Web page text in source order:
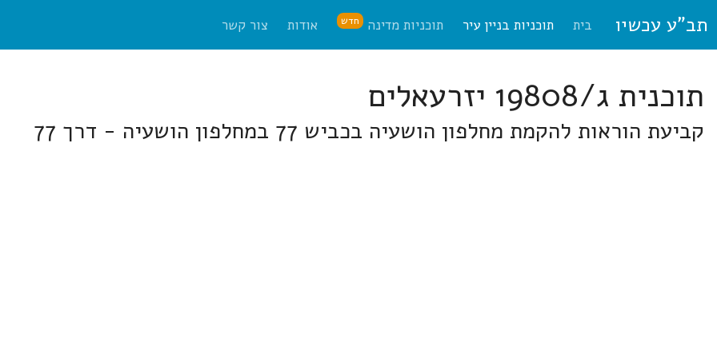
תב"ע עכשיו בית תוכניות בניין עיר תוכניות מדינה חדש אודות צור קשר
תוכנית ג/19808 יזרעאלים
קביעת הוראות להקמת מחלפון הושעיה בכביש 77 במחלפון הושעיה - דרך 77